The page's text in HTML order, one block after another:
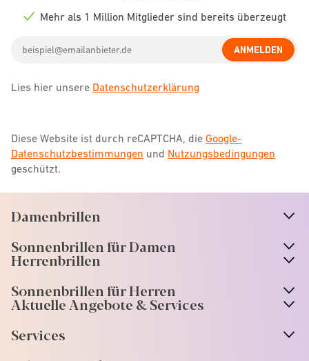
icon
Mehr als 1 Million Mitglieder sind bereits überzeugt
address
ANMELDEN
Lies hier unsere Datenschutzerklärung
Diese Website ist durch reCAPTCHA, die Google-
Datenschutzbestimmungen und Nutzungsbedingungen
geschützt.
Damenbrillen
Sonnenbrillen für Damen
Herrenbrillen
Sonnenbrillen für Herren
Aktuelle Angebote & Services
Services